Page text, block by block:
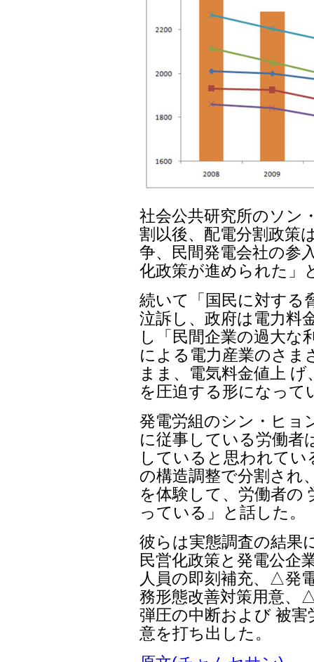
社会公共研究所のソン
割以後、配電分割政策
争、民間発電会社の参
化政策が進められた」
続いて「国民に対する
泣訴し、政府は電力料
し「民間企業の過大な
による電力産業のさま
まま、電気料金値上
を圧迫する形になって
発電労組のシン・ヒョ
に従事している労働者
していると思われて
の構造調整で分割され
を体験して、労働者の
っている」と話した。
彼らは実態調査の結果
民営化政策と発電公企
人員の即刻補充、△発
務形態改善対策用意、
弾圧の中断および 被
意を打ち出した。